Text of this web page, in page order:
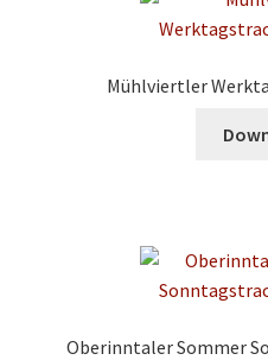
Mühlviertler
Oberinntaler Sommer